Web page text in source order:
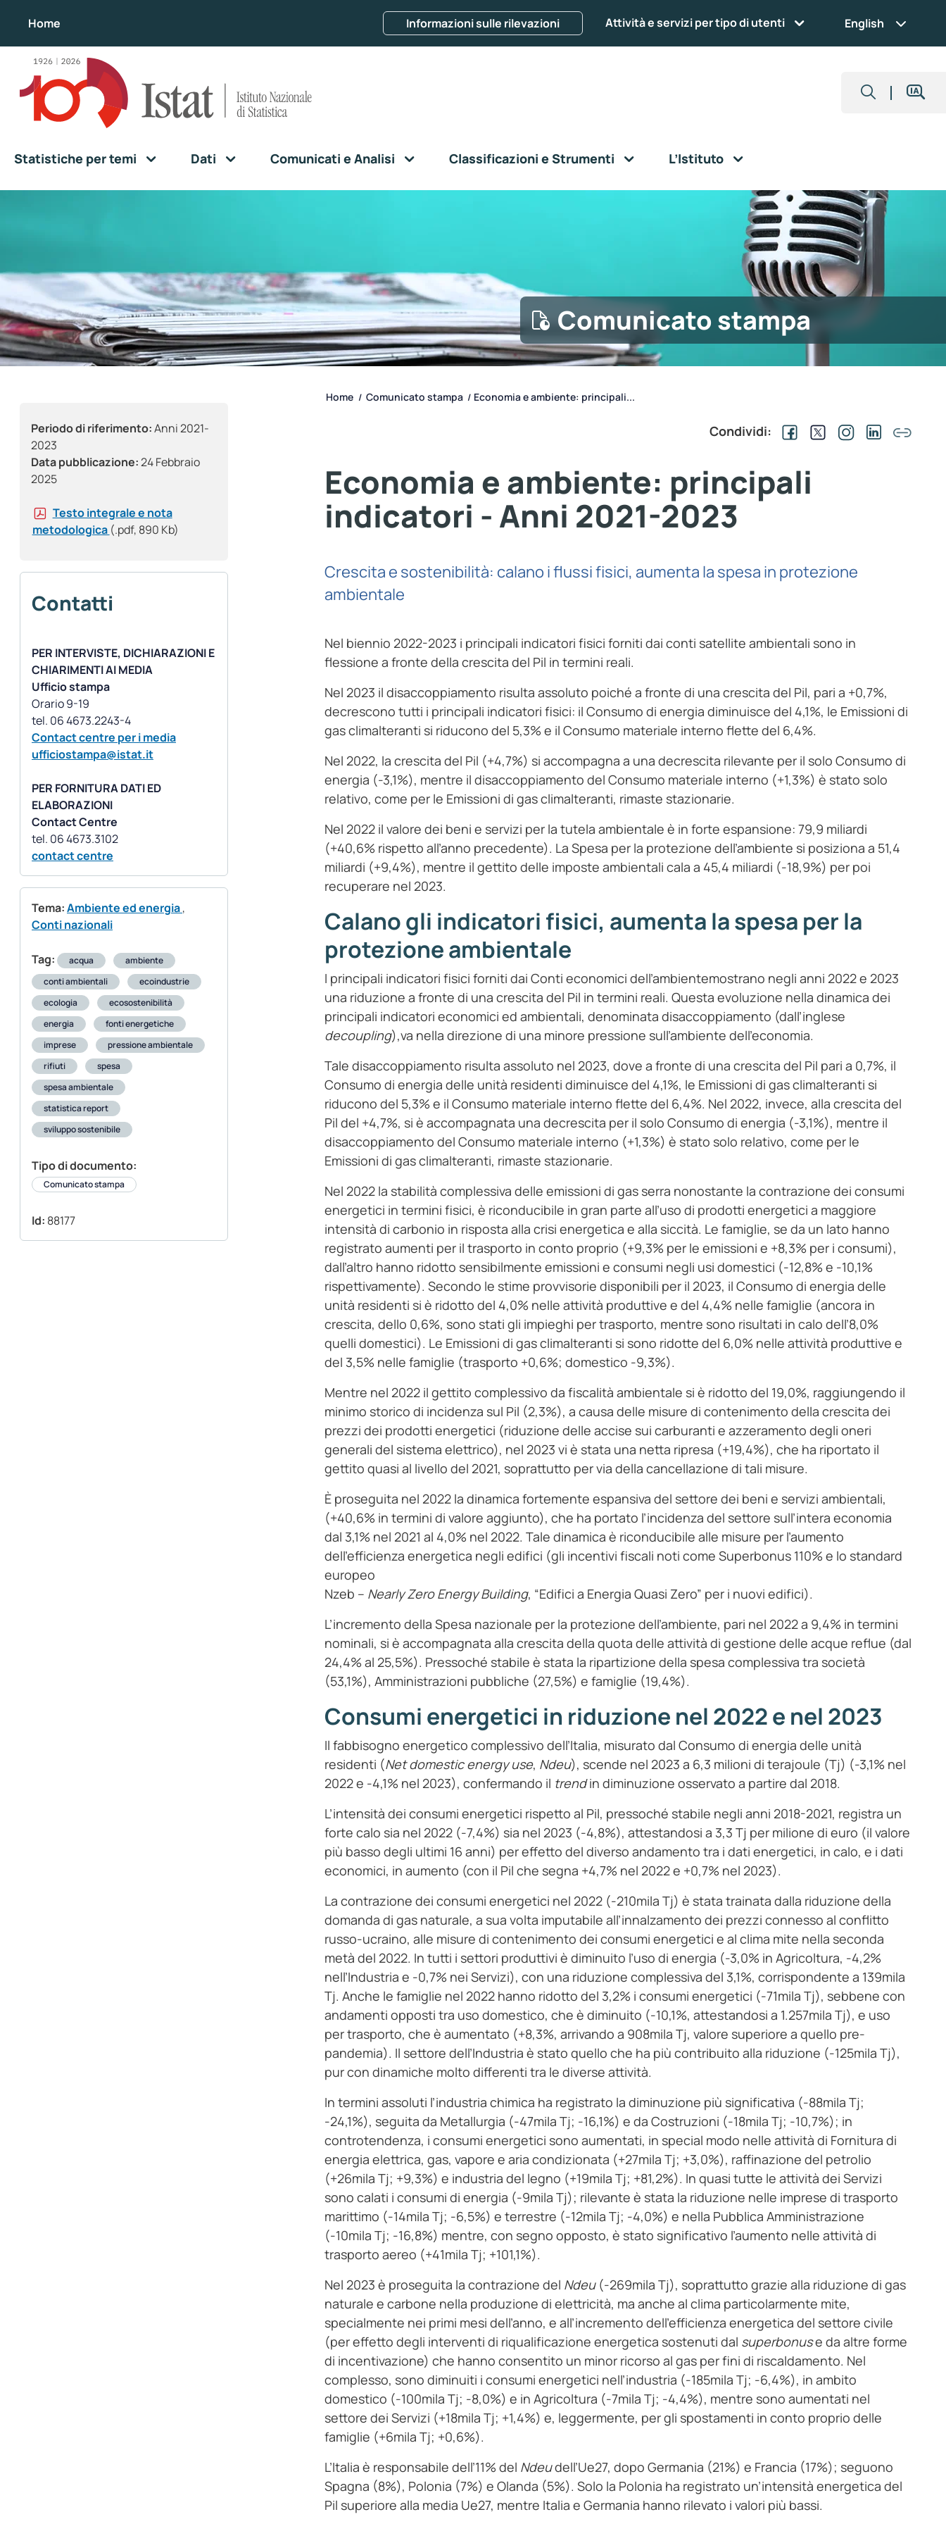
Home Informazioni sulle rilevazioni Attività e servizi per tipo di utenti English
Statistiche per temi Dati Comunicati e Analisi Classificazioni e Strumenti L’Istituto
Comunicato stampa
Periodo di riferimento:Anni 2021-
2023
Data pubblicazione:24 Febbraio
2025
Testo integrale e nota
metodologica (.pdf, 890 Kb)
Contatti
PER INTERVISTE, DICHIARAZIONI E
CHIARIMENTI AI MEDIA
Ufficio stampa
Orario 9-19
Contact centre per i media
ufficiostampa@istat.it
PER FORNITURA DATI ED
ELABORAZIONI
Contact Centre
contact centre
Tema:Ambiente ed energia,
Conti nazionali
Tag: acqua
ambiente
conti ambientali
ecoindustrie
ecologia
ecosostenibilità
energia
fonti energetiche
imprese
pressione ambientale
rifiuti
spesa
spesa ambientale
statistica report
sviluppo sostenibile
Tipo di documento:
Comunicato stampa
Id: 88177
Home / Comunicato stampa / Economia e ambiente: principali...
Condividi:
Economia e ambiente: principali
indicatori - Anni 2021-2023
Crescita e sostenibilità: calano i flussi fisici, aumenta la spesa in protezione
ambientale
Nel biennio 2022-2023 i principali indicatori fisici forniti dai conti satellite ambientali sono in
flessione a fronte della crescita del Pil in termini reali.
Nel 2023 il disaccoppiamento risulta assoluto poiché a fronte di una crescita del Pil, pari a +0,7%,
decrescono tutti i principali indicatori fisici: il Consumo di energia diminuisce del 4,1%, le Emissioni di
gas climalteranti si riducono del 5,3% e il Consumo materiale interno flette del 6,4%.
Nel 2022, la crescita del Pil (+4,7%) si accompagna a una decrescita rilevante per il solo Consumo di
energia (-3,1%), mentre il disaccoppiamento del Consumo materiale interno (+1,3%) è stato solo
relativo, come per le Emissioni di gas climalteranti, rimaste stazionarie.
Nel 2022 il valore dei beni e servizi per la tutela ambientale è in forte espansione: 79,9 miliardi
(+40,6% rispetto all’anno precedente). La Spesa per la protezione dell’ambiente si posiziona a 51,4
miliardi (+9,4%), mentre il gettito delle imposte ambientali cala a 45,4 miliardi (-18,9%) per poi
recuperare nel 2023.
Calano gli indicatori fisici, aumenta la spesa per la
protezione ambientale
I principali indicatori fisici forniti dai Conti economici dell’ambientemostrano negli anni 2022 e 2023
una riduzione a fronte di una crescita del Pil in termini reali. Questa evoluzione nella dinamica dei
principali indicatori economici ed ambientali, denominata disaccoppiamento (dall’inglese
decoupling),va nella direzione di una minore pressione sull’ambiente dell’economia.
Tale disaccoppiamento risulta assoluto nel 2023, dove a fronte di una crescita del Pil pari a 0,7%, il
Consumo di energia delle unità residenti diminuisce del 4,1%, le Emissioni di gas climalteranti si
riducono del 5,3% e il Consumo materiale interno flette del 6,4%. Nel 2022, invece, alla crescita del
Pil del +4,7%, si è accompagnata una decrescita per il solo Consumo di energia (-3,1%), mentre il
disaccoppiamento del Consumo materiale interno (+1,3%) è stato solo relativo, come per le
Emissioni di gas climalteranti, rimaste stazionarie.
Nel 2022 la stabilità complessiva delle emissioni di gas serra nonostante la contrazione dei consumi
energetici in termini fisici, è riconducibile in gran parte all’uso di prodotti energetici a maggiore
intensità di carbonio in risposta alla crisi energetica e alla siccità. Le famiglie, se da un lato hanno
registrato aumenti per il trasporto in conto proprio (+9,3% per le emissioni e +8,3% per i consumi),
dall’altro hanno ridotto sensibilmente emissioni e consumi negli usi domestici (-12,8% e -10,1%
rispettivamente). Secondo le stime provvisorie disponibili per il 2023, il Consumo di energia delle
unità residenti si è ridotto del 4,0% nelle attività produttive e del 4,4% nelle famiglie (ancora in
crescita, dello 0,6%, sono stati gli impieghi per trasporto, mentre sono risultati in calo dell’8,0%
quelli domestici). Le Emissioni di gas climalteranti si sono ridotte del 6,0% nelle attività produttive e
del 3,5% nelle famiglie (trasporto +0,6%; domestico -9,3%).
Mentre nel 2022 il gettito complessivo da fiscalità ambientale si è ridotto del 19,0%, raggiungendo il
minimo storico di incidenza sul Pil (2,3%), a causa delle misure di contenimento della crescita dei
prezzi dei prodotti energetici (riduzione delle accise sui carburanti e azzeramento degli oneri
generali del sistema elettrico), nel 2023 vi è stata una netta ripresa (+19,4%), che ha riportato il
gettito quasi al livello del 2021, soprattutto per via della cancellazione di tali misure.
È proseguita nel 2022 la dinamica fortemente espansiva del settore dei beni e servizi ambientali,
(+40,6% in termini di valore aggiunto), che ha portato l’incidenza del settore sull’intera economia
dal 3,1% nel 2021 al 4,0% nel 2022. Tale dinamica è riconducibile alle misure per l’aumento
dell’efficienza energetica negli edifici (gli incentivi fiscali noti come Superbonus 110% e lo standard
europeo
Nzeb – Nearly Zero Energy Building, “Edifici a Energia Quasi Zero” per i nuovi edifici).
L’incremento della Spesa nazionale per la protezione dell’ambiente, pari nel 2022 a 9,4% in termini
nominali, si è accompagnata alla crescita della quota delle attività di gestione delle acque reflue (dal
24,4% al 25,5%). Pressoché stabile è stata la ripartizione della spesa complessiva tra società
(53,1%), Amministrazioni pubbliche (27,5%) e famiglie (19,4%).
Consumi energetici in riduzione nel 2022 e nel 2023
Il fabbisogno energetico complessivo dell’Italia, misurato dal Consumo di energia delle unità
residenti (Net domestic energy use, Ndeu), scende nel 2023 a 6,3 milioni di terajoule (Tj) (-3,1% nel
2022 e ‑4,1% nel 2023), confermando il trendin diminuzione osservato a partire dal 2018.
L’intensità dei consumi energetici rispetto al Pil, pressoché stabile negli anni 2018-2021, registra un
forte calo sia nel 2022 (-7,4%) sia nel 2023 (-4,8%), attestandosi a 3,3 Tj per milione di euro (il valore
più basso degli ultimi 16 anni) per effetto del diverso andamento tra i dati energetici, in calo, e i dati
economici, in aumento (con il Pil che segna +4,7% nel 2022 e +0,7% nel 2023).
La contrazione dei consumi energetici nel 2022 (‑210mila Tj) è stata trainata dalla riduzione della
domanda di gas naturale, a sua volta imputabile all’innalzamento dei prezzi connesso al conflitto
russo‑ucraino, alle misure di contenimento dei consumi energetici e al clima mite nella seconda
metà del 2022. In tutti i settori produttivi è diminuito l’uso di energia (-3,0% in Agricoltura, -4,2%
nell’Industria e ‑0,7% nei Servizi), con una riduzione complessiva del 3,1%, corrispondente a 139mila
Tj. Anche le famiglie nel 2022 hanno ridotto del 3,2% i consumi energetici (‑71mila Tj), sebbene con
andamenti opposti tra uso domestico, che è diminuito (-10,1%, attestandosi a 1.257mila Tj), e uso
per trasporto, che è aumentato (+8,3%, arrivando a 908mila Tj, valore superiore a quello pre-
pandemia). Il settore dell’Industria è stato quello che ha più contribuito alla riduzione (-125mila Tj),
pur con dinamiche molto differenti tra le diverse attività.
In termini assoluti l’industria chimica ha registrato la diminuzione più significativa (-88mila Tj;
-24,1%), seguita da Metallurgia (-47mila Tj; -16,1%) e da Costruzioni (-18mila Tj; -10,7%); in
controtendenza, i consumi energetici sono aumentati, in special modo nelle attività di Fornitura di
energia elettrica, gas, vapore e aria condizionata (+27mila Tj; +3,0%), raffinazione del petrolio
(+26mila Tj; +9,3%) e industria del legno (+19mila Tj; +81,2%). In quasi tutte le attività dei Servizi
sono calati i consumi di energia (‑9mila Tj); rilevante è stata la riduzione nelle imprese di trasporto
marittimo (-14mila Tj; -6,5%) e terrestre (-12mila Tj; ‑4,0%) e nella Pubblica Amministrazione
(-10mila Tj; -16,8%) mentre, con segno opposto, è stato significativo l’aumento nelle attività di
trasporto aereo (+41mila Tj; +101,1%).
Nel 2023 è proseguita la contrazione del Ndeu(‑269mila Tj), soprattutto grazie alla riduzione di gas
naturale e carbone nella produzione di elettricità, ma anche al clima particolarmente mite,
specialmente nei primi mesi dell’anno, e all’incremento dell’efficienza energetica del settore civile
(per effetto degli interventi di riqualificazione energetica sostenuti dal superbonuse da altre forme
di incentivazione) che hanno consentito un minor ricorso al gas per fini di riscaldamento. Nel
complesso, sono diminuiti i consumi energetici nell’industria (‑185mila Tj; ‑6,4%), in ambito
domestico (‑100mila Tj; -8,0%) e in Agricoltura (‑7mila Tj; -4,4%), mentre sono aumentati nel
settore dei Servizi (+18mila Tj; +1,4%) e, leggermente, per gli spostamenti in conto proprio delle
famiglie (+6mila Tj; +0,6%).
L’Italia è responsabile dell’11% del Ndeudell’Ue27, dopo Germania (21%) e Francia (17%); seguono
Spagna (8%), Polonia (7%) e Olanda (5%). Solo la Polonia ha registrato un’intensità energetica del
Pil superiore alla media Ue27, mentre Italia e Germania hanno rilevato i valori più bassi.